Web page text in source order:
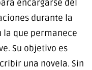
encargarse del
durante la
que permanece
Su objetivo es
una novela. Sin